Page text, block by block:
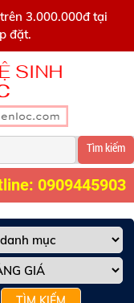
3.000.000đ tại
đặt.
Tìm kiếm
0909445903